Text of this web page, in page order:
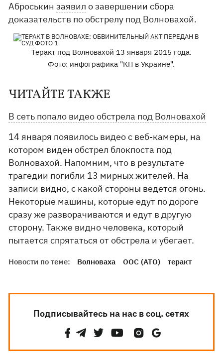
Аброськинзаявил о завершении сбора
доказательств по обстрелу под Волновахой.
Теракт под Волновахой 13 января 2015 года.
Фото: инфографика "КП в Украине".
ЧИТАЙТЕ ТАКЖЕ
В сеть попало видео обстрела под Волновахой
14 января появилось видео с веб-камеры, на
котором виден обстрел блокпоста под
Волновахой. Напомним, что в результате
трагедии погибли 13 мирных жителей. На
записи видно, с какой стороны ведется огонь.
Некоторые машины, которые едут по дороге
сразу же разворачиваются и едут в другую
сторону. Также видно человека, который
пытается спрятаться от обстрела и убегает.
Новости по теме: Волноваха ООС (АТО) теракт
Подписывайтесь на нас в соц. сетях